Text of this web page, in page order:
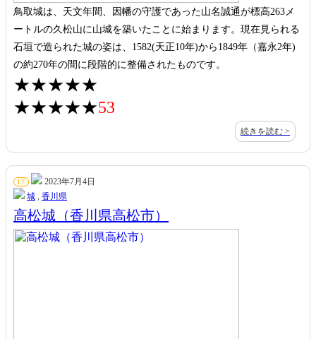
鳥取城は、天文年間、因幡の守護であった山名誠通が標高263メ
ートルの久松山に山城を築いたことに始まります。現在見られる
石垣で造られた城の姿は、1582(天正10年)から1849年（嘉永2年)
の約270年の間に段階的に整備されたものです。
★★★★★
★★★★★53
続きを読む >
17
2023年7月4日
城
香川県
高松城（香川県高松市）